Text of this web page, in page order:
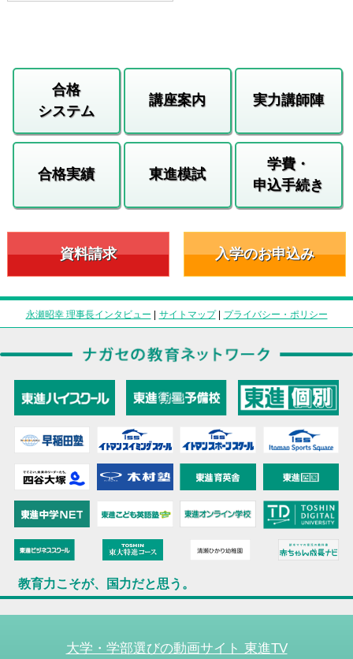
合格
システム
講座案内 実力講師陣
合格実績 東進模試
学費・
申込手続き
資料請求 入学のお申込み
永瀬昭幸 理事長インタビュー | サイトマップ| プライバシー・ポリシー
教育力こそが、国力だと思う。
大学・学部選びの動画サイト 東進TV